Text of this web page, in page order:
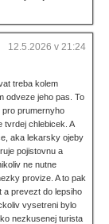
12.5.2026 v 21:24
treba kolem
odveze jeho pas. To
pro prumernyho
tvrdej chlebicek. A
aka lekarsky ojeby
pojistovnu a
ne nutne
provize. A to pak
a prevezt do lepsiho
vysetreni bylo
nezkusenej turista